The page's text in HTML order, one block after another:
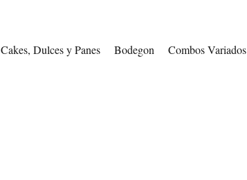
Cakes, Dulces y Panes Bodegon Combos Variados